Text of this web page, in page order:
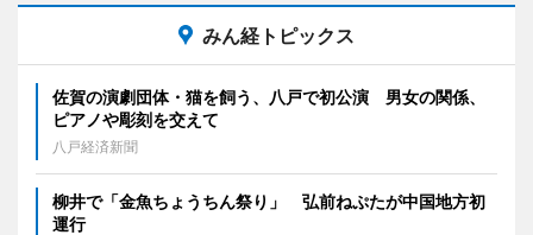
みん経トピックス
佐賀の演劇団体・猫を飼う、八戸で初公演 男女の関係、
ピアノや彫刻を交えて
八戸経済新聞
柳井で「金魚ちょうちん祭り」 弘前ねぷたが中国地方初
運行